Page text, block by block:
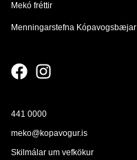
Mekó fréttir
Menningarstefna Kópavogsbæjar
441 0000
meko@kopavogur.is
Skilmálar um vefkökur